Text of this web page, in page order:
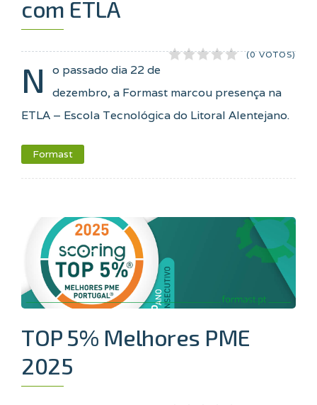
com ETLA
(0 VOTOS)
N
o passado dia 22 de
dezembro, a Formast marcou presença na
ETLA – Escola Tecnológica do Litoral Alentejano.
Formast
TOP 5% Melhores PME
2025